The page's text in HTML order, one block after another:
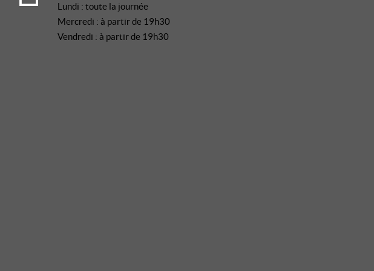
Lundi : toute la journée
Mercredi : à partir de 19h30
Vendredi : à partir de 19h30